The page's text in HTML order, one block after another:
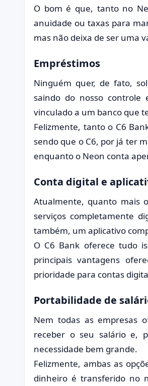
O bom é que, tanto no
anuidade ou taxas para
mas não deixa de ser uma
Empréstimos
Ninguém quer, de fato,
saindo do nosso controle
vinculado a um banco que
Felizmente, tanto o C6
sendo que o C6, por já ter
enquanto o Neon conta
Conta digital e
Atualmente, quanto mais
serviços completamente
também, um aplicativo
O C6 Bank oferece tudo
principais vantagens
prioridade para contas
Portabilidade de
Nem todas as empresas
receber o seu salário e,
necessidade bem grande.
Felizmente, ambas as
dinheiro é transferido no